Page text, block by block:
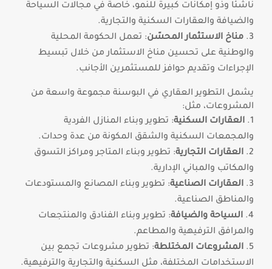
ناشئًا وذو إمكانات كبيرة للنمو، خاصة في مجالات السياحة
والضيافة والعقارات السكنية والتجارية.
مناخ الاستثمار المحسّن: تعمل الحكومة المحلية
والوطنية على تحسين مناخ الاستثمار من خلال تبسيط
الإجراءات وتقديم حوافز للمستثمرين الأجانب.
يشمل التطوير العقاري في البوسنة مجموعة واسعة من
المشروعات، مثل:
العقارات السكنية: تطوير وبناء المنازل الفردية
والمجمعات السكنية والشقق المكونة من عدة وحدات.
العقارات التجارية: تطوير وبناء المتاجر ومراكز التسوق
والمكاتب والمباني الإدارية.
العقارات الصناعية: تطوير وبناء المصانع والمستودعات
والمناطق الصناعية.
السياحة والضيافة: تطوير وبناء الفنادق والمنتجعات
والمرافق الترفيهية والمطاعم.
المشروعات المختلطة: تطوير مشروعات تجمع بين
الاستخدامات المختلفة، مثل السكنية والتجارية والترفيهية.